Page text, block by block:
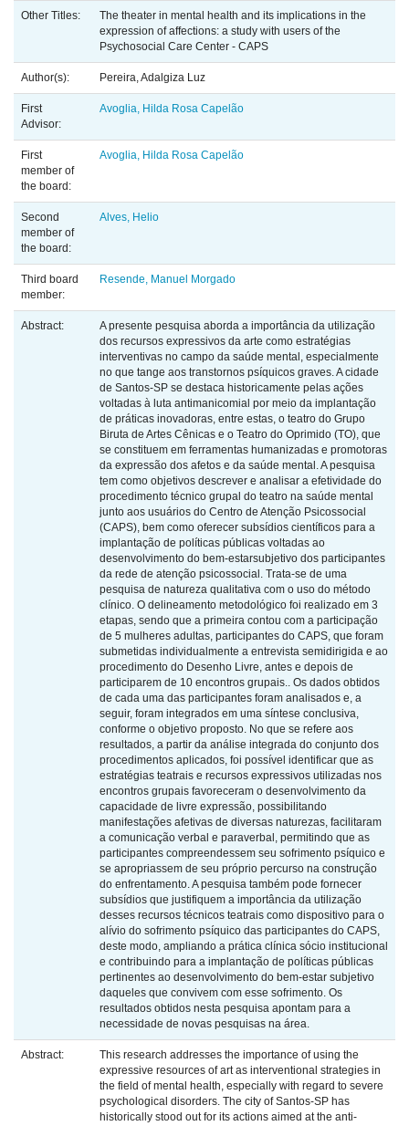
Other Titles:
The theater in mental health and its implications in the
expression of affections: a study with users of the
Psychosocial Care Center - CAPS
Author(s): Pereira, Adalgiza Luz
First
Advisor:
Avoglia, Hilda Rosa Capelão
First
member of
the board:
Avoglia, Hilda Rosa Capelão
Second
member of
the board:
Alves, Helio
Third board
member:
Resende, Manuel Morgado
Abstract:
A presente pesquisa aborda a importância da utilização
dos recursos expressivos da arte como estratégias
interventivas no campo da saúde mental, especialmente
no que tange aos transtornos psíquicos graves. A cidade
de Santos-SP se destaca historicamente pelas ações
voltadas à luta antimanicomial por meio da implantação
de práticas inovadoras, entre estas, o teatro do Grupo
Biruta de Artes Cênicas e o Teatro do Oprimido (TO), que
se constituem em ferramentas humanizadas e promotoras
da expressão dos afetos e da saúde mental. A pesquisa
tem como objetivos descrever e analisar a efetividade do
procedimento técnico grupal do teatro na saúde mental
junto aos usuários do Centro de Atenção Psicossocial
(CAPS), bem como oferecer subsídios científicos para a
implantação de políticas públicas voltadas ao
desenvolvimento do bem-estarsubjetivo dos participantes
da rede de atenção psicossocial. Trata-se de uma
pesquisa de natureza qualitativa com o uso do método
clínico. O delineamento metodológico foi realizado em 3
etapas, sendo que a primeira contou com a participação
de 5 mulheres adultas, participantes do CAPS, que foram
submetidas individualmente a entrevista semidirigida e ao
procedimento do Desenho Livre, antes e depois de
participarem de 10 encontros grupais.. Os dados obtidos
de cada uma das participantes foram analisados e, a
seguir, foram integrados em uma síntese conclusiva,
conforme o objetivo proposto. No que se refere aos
resultados, a partir da análise integrada do conjunto dos
procedimentos aplicados, foi possível identificar que as
estratégias teatrais e recursos expressivos utilizadas nos
encontros grupais favoreceram o desenvolvimento da
capacidade de livre expressão, possibilitando
manifestações afetivas de diversas naturezas, facilitaram
a comunicação verbal e paraverbal, permitindo que as
participantes compreendessem seu sofrimento psíquico e
se apropriassem de seu próprio percurso na construção
do enfrentamento. A pesquisa também pode fornecer
subsídios que justifiquem a importância da utilização
desses recursos técnicos teatrais como dispositivo para o
alívio do sofrimento psíquico das participantes do CAPS,
deste modo, ampliando a prática clínica sócio institucional
e contribuindo para a implantação de políticas públicas
pertinentes ao desenvolvimento do bem-estar subjetivo
daqueles que convivem com esse sofrimento. Os
resultados obtidos nesta pesquisa apontam para a
necessidade de novas pesquisas na área.
Abstract:
This research addresses the importance of using the
expressive resources of art as interventional strategies in
the field of mental health, especially with regard to severe
psychological disorders. The city of Santos-SP has
historically stood out for its actions aimed at the anti-